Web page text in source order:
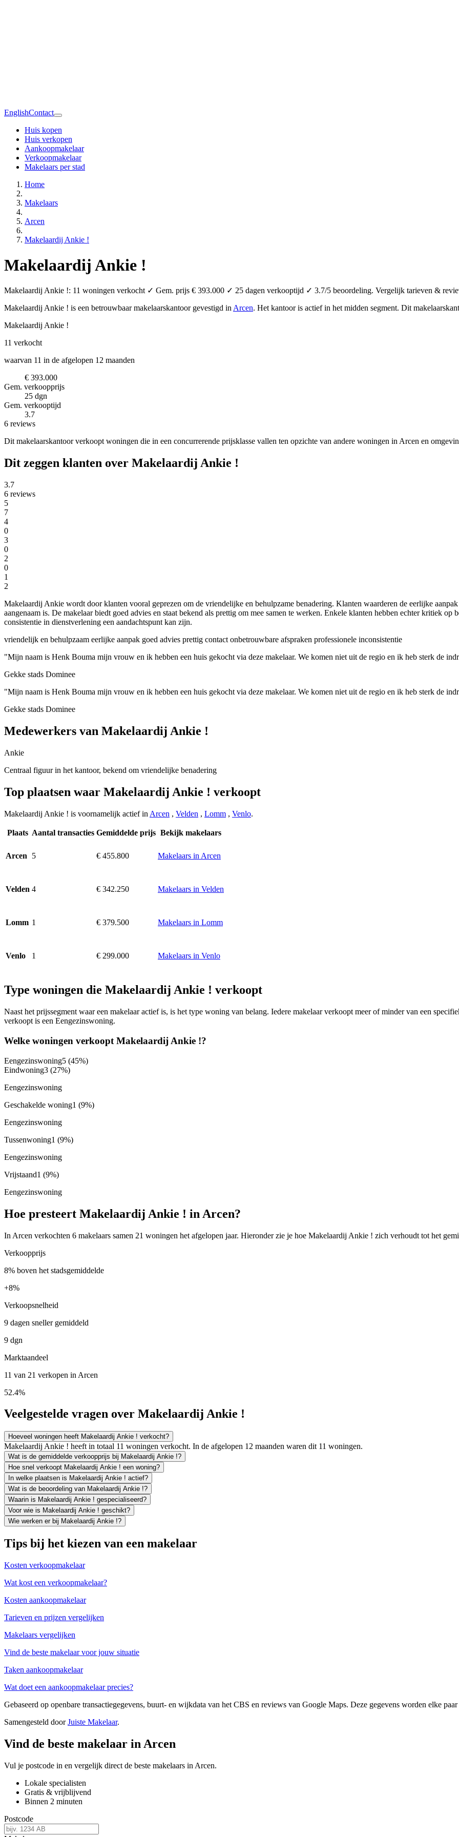
EnglishContact
Huis kopen
Huis verkopen
Aankoopmakelaar
Verkoopmakelaar
Makelaars per stad
Home
Makelaars
Arcen
Makelaardij Ankie !
Makelaardij Ankie !
Makelaardij Ankie !: 11 woningen verkocht ✓ Gem. prijs € 393.000 ✓ 25 dagen verkooptijd ✓ 3.7/5 beoordeling. Vergelijk tarieven &
Makelaardij Ankie ! is een betrouwbaar makelaarskantoor gevestigd in Arcen. Het kantoor is actief in het midden segment. Dit
Makelaardij Ankie !
11 verkocht
waarvan 11 in de afgelopen 12 maanden
€ 393.000
Gem. verkoopprijs
25 dgn
Gem. verkooptijd
3.7
6 reviews
Dit makelaarskantoor verkoopt woningen die in een concurrerende prijsklasse vallen ten opzichte van andere woningen in Arcen en
Dit zeggen klanten over Makelaardij Ankie !
3.7
6 reviews
5
7
4
0
3
0
2
0
1
2
Makelaardij Ankie wordt door klanten vooral geprezen om de vriendelijke en behulpzame benadering. Klanten waarderen de eerlijke
aangenaam is. De makelaar biedt goed advies en staat bekend als prettig om mee samen te werken. Enkele klanten hebben echter kritiek
consistentie in dienstverlening een aandachtspunt kan zijn.
vriendelijk en behulpzaam eerlijke aanpak goed advies prettig contact onbetrouwbare afspraken professionele inconsistentie
"Mijn naam is Henk Bouma mijn vrouw en ik hebben een huis gekocht via deze makelaar. We komen niet uit de regio en ik heb sterk de
Gekke stads Dominee
"Mijn naam is Henk Bouma mijn vrouw en ik hebben een huis gekocht via deze makelaar. We komen niet uit de regio en ik heb sterk de
Gekke stads Dominee
Medewerkers van Makelaardij Ankie !
Ankie
Centraal figuur in het kantoor, bekend om vriendelijke benadering
Top plaatsen waar Makelaardij Ankie ! verkoopt
Makelaardij Ankie ! is voornamelijk actief in Arcen , Velden , Lomm , Venlo.
Plaats Aantal transacties Gemiddelde prijs Bekijk makelaars
Arcen 5 € 455.800 Makelaars in Arcen
Velden 4 € 342.250 Makelaars in Velden
Lomm 1 € 379.500 Makelaars in Lomm
Venlo 1 € 299.000 Makelaars in Venlo
Type woningen die Makelaardij Ankie ! verkoopt
Naast het prijssegment waar een makelaar actief is, is het type woning van belang. Iedere makelaar verkoopt meer of minder van een
verkoopt is een Eengezinswoning.
Welke woningen verkoopt Makelaardij Ankie !?
Eengezinswoning5 (45%)
Eindwoning3 (27%)
Eengezinswoning
Geschakelde woning1 (9%)
Eengezinswoning
Tussenwoning1 (9%)
Eengezinswoning
Vrijstaand1 (9%)
Eengezinswoning
Hoe presteert Makelaardij Ankie ! in Arcen?
In Arcen verkochten 6 makelaars samen 21 woningen het afgelopen jaar. Hieronder zie je hoe Makelaardij Ankie ! zich verhoudt tot het
Verkoopprijs
8% boven het stadsgemiddelde
+8%
Verkoopsnelheid
9 dagen sneller gemiddeld
9 dgn
Marktaandeel
11 van 21 verkopen in Arcen
52.4%
Veelgestelde vragen over Makelaardij Ankie !
Hoeveel woningen heeft Makelaardij Ankie ! verkocht?
Makelaardij Ankie ! heeft in totaal 11 woningen verkocht. In de afgelopen 12 maanden waren dit 11 woningen.
Wat is de gemiddelde verkoopprijs bij Makelaardij Ankie !?
Hoe snel verkoopt Makelaardij Ankie ! een woning?
In welke plaatsen is Makelaardij Ankie ! actief?
Wat is de beoordeling van Makelaardij Ankie !?
Waarin is Makelaardij Ankie ! gespecialiseerd?
Voor wie is Makelaardij Ankie ! geschikt?
Wie werken er bij Makelaardij Ankie !?
Tips bij het kiezen van een makelaar
Kosten verkoopmakelaar
Wat kost een verkoopmakelaar?
Kosten aankoopmakelaar
Tarieven en prijzen vergelijken
Makelaars vergelijken
Vind de beste makelaar voor jouw situatie
Taken aankoopmakelaar
Wat doet een aankoopmakelaar precies?
Gebaseerd op openbare transactiegegevens, buurt- en wijkdata van het CBS en reviews van Google Maps. Deze gegevens worden elke
Samengesteld doorJuiste Makelaar.
Vind de beste makelaar in Arcen
Vul je postcode in en vergelijk direct de beste makelaars in Arcen.
Lokale specialisten
Gratis & vrijblijvend
Binnen 2 minuten
Postcode